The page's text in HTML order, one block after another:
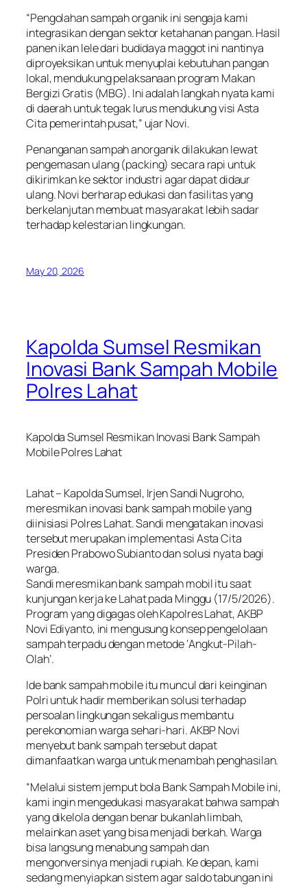
“Pengolahan sampah organik ini sengaja kami
integrasikan dengan sektor ketahanan pangan. Hasil
panen ikan lele dari budidaya maggot ini nantinya
diproyeksikan untuk menyuplai kebutuhan pangan
lokal, mendukung pelaksanaan program Makan
Bergizi Gratis (MBG). Ini adalah langkah nyata kami
di daerah untuk tegak lurus mendukung visi Asta
Cita pemerintah pusat,” ujar Novi.
Penanganan sampah anorganik dilakukan lewat
pengemasan ulang (packing) secara rapi untuk
dikirimkan ke sektor industri agar dapat didaur
ulang. Novi berharap edukasi dan fasilitas yang
berkelanjutan membuat masyarakat lebih sadar
terhadap kelestarian lingkungan.
May 20, 2026
Kapolda Sumsel Resmikan
Inovasi Bank Sampah Mobile
Polres Lahat
Kapolda Sumsel Resmikan Inovasi Bank Sampah
Mobile Polres Lahat
Lahat – Kapolda Sumsel, Irjen Sandi Nugroho,
meresmikan inovasi bank sampah mobile yang
diinisiasi Polres Lahat. Sandi mengatakan inovasi
tersebut merupakan implementasi Asta Cita
Presiden Prabowo Subianto dan solusi nyata bagi
warga.
Sandi meresmikan bank sampah mobil itu saat
kunjungan kerja ke Lahat pada Minggu (17/5/2026).
Program yang digagas oleh Kapolres Lahat, AKBP
Novi Ediyanto, ini mengusung konsep pengelolaan
sampah terpadu dengan metode ‘Angkut-Pilah-
Olah’.
Ide bank sampah mobile itu muncul dari keinginan
Polri untuk hadir memberikan solusi terhadap
persoalan lingkungan sekaligus membantu
perekonomian warga sehari-hari. AKBP Novi
menyebut bank sampah tersebut dapat
dimanfaatkan warga untuk menambah penghasilan.
“Melalui sistem jemput bola Bank Sampah Mobile ini,
kami ingin mengedukasi masyarakat bahwa sampah
yang dikelola dengan benar bukanlah limbah,
melainkan aset yang bisa menjadi berkah. Warga
bisa langsung menabung sampah dan
mengonversinya menjadi rupiah. Ke depan, kami
sedang menyiapkan sistem agar saldo tabungan ini